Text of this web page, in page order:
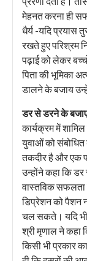
मेहनत करना ही
धैर्य -यदि प्रयास
रखते हुए परिश्रम
पढ़ाई को लेकर
पिता की भूमिका
डालने के बजाय उन्हें
डर से डरने के
कार्यक्रम में
युवाओं को
तकदीर है और एक
उन्होंने कहा कि
वास्तविक सफलता
डिप्रेशन को पैशन
चल सकते। यदि
श्री मृणाल ने कहा
किसी भी प्रकार